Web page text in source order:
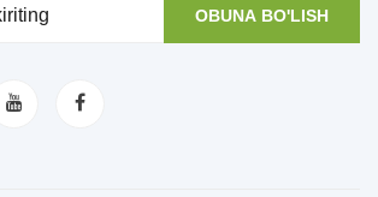
OBUNA BO'LISH